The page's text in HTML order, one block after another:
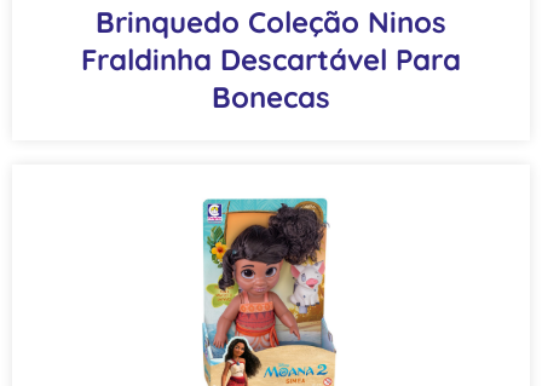
Brinquedo Coleção Ninos
Fraldinha Descartável Para
Bonecas